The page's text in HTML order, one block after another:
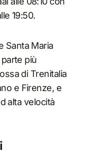
19:50.
Santa Maria
più
di Trenitalia
e Firenze, e
alta velocità